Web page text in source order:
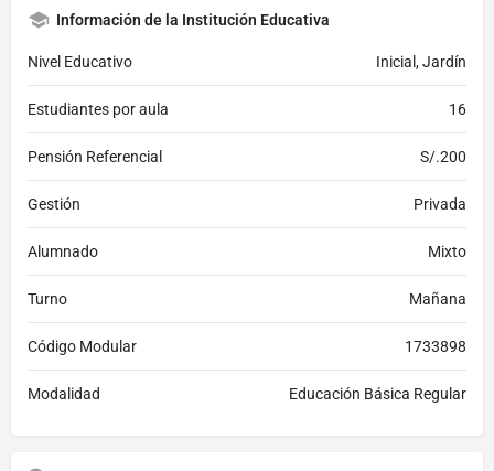
Información de la Institución Educativa
Nivel Educativo Inicial, Jardín
Estudiantes por aula 16
Pensión Referencial S/.200
Gestión Privada
Alumnado Mixto
Turno Mañana
Código Modular 1733898
Modalidad Educación Básica Regular